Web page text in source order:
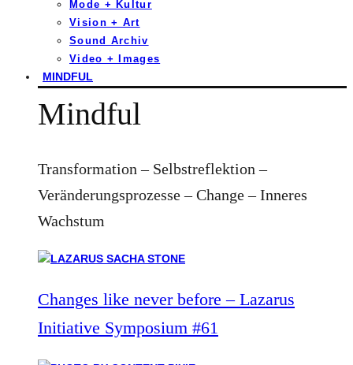
Mode + Kultur
Vision + Art
Sound Archiv
Video + Images
MINDFUL
Mindful
Transformation – Selbstreflektion –
Veränderungsprozesse – Change – Inneres
Wachstum
Changes like never before – Lazarus
Initiative Symposium #61